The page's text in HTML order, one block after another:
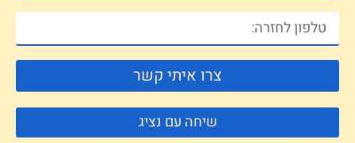
צרו איתי קשר
שיחה עם נציג